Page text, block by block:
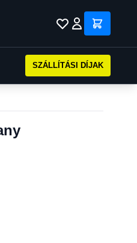
SZÁLLÍTÁSI DÍJAK